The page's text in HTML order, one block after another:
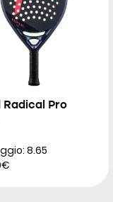
Radical Pro
8.65